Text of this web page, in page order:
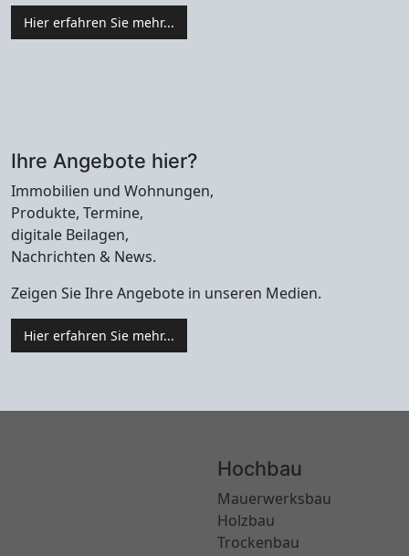
Hier erfahren Sie mehr...
Ihre Angebote hier?
Immobilien und Wohnungen,
Produkte, Termine,
digitale Beilagen,
Nachrichten & News.
Zeigen Sie Ihre Angebote in unseren Medien.
Hier erfahren Sie mehr...
Hochbau
Mauerwerksbau
Holzbau
Trockenbau